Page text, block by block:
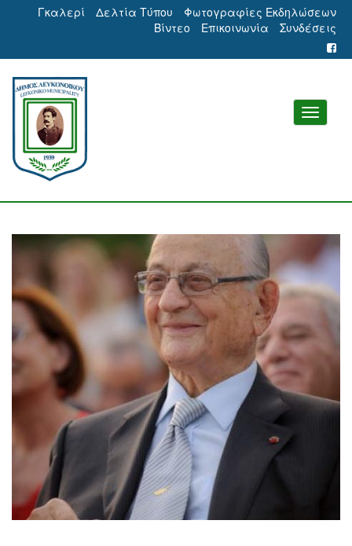
Γκαλερί Δελτία Τύπου
Φωτογραφίες Εκδηλώσεων
Βίντεο
Επικοινωνία Συνδέσεις